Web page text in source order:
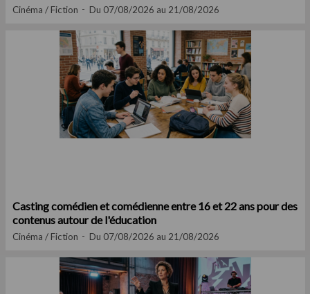
Cinéma / Fiction Du 07/08/2026 au 21/08/2026
Casting comédien et comédienne entre 16 et 22 ans pour des
contenus autour de l'éducation
Cinéma / Fiction Du 07/08/2026 au 21/08/2026